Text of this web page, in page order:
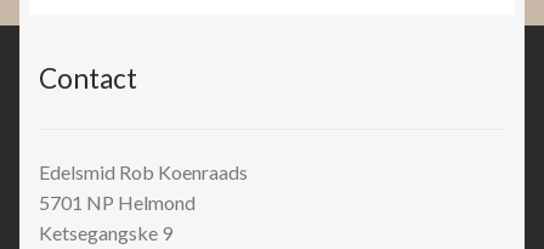
Contact
Edelsmid Rob Koenraads
5701 NP Helmond
Ketsegangske 9